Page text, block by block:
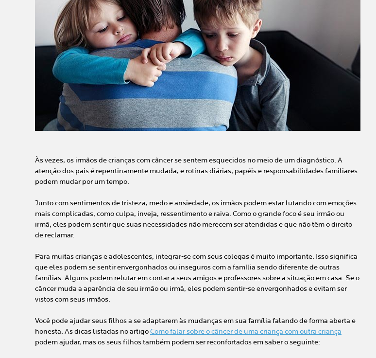
Às vezes, os irmãos de crianças com câncer se sentem esquecidos no meio de um diagnóstico. A
atenção dos pais é repentinamente mudada, e rotinas diárias, papéis e responsabilidades familiares
podem mudar por um tempo.
Junto com sentimentos de tristeza, medo e ansiedade, os irmãos podem estar lutando com emoções
mais complicadas, como culpa, inveja, ressentimento e raiva. Como o grande foco é seu irmão ou
irmã, eles podem sentir que suas necessidades não merecem ser atendidas e que não têm o direito
de reclamar.
Para muitas crianças e adolescentes, integrar-se com seus colegas é muito importante. Isso significa
que eles podem se sentir envergonhados ou inseguros com a família sendo diferente de outras
famílias. Alguns podem relutar em contar a seus amigos e professores sobre a situação em casa. Se o
câncer muda a aparência de seu irmão ou irmã, eles podem sentir-se envergonhados e evitam ser
vistos com seus irmãos.
Você pode ajudar seus filhos a se adaptarem às mudanças em sua família falando de forma aberta e
honesta. As dicas listadas no artigoComo falar sobre o câncer de uma criança com outra criança
podem ajudar, mas os seus filhos também podem ser reconfortados em saber o seguinte: